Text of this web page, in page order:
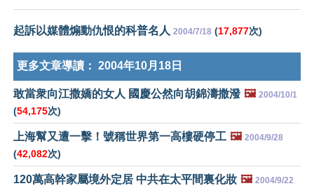
起訴以媒體煽動仇恨的科普名人 2004/7/18 (17,877次)
更多文章導讀： 2004年10月18日
敢當衆向江撒嬌的女人 國慶公然向胡錦濤撒潑 🖼️ 2004/10/1
(54,175次)
上海幫又遭一擊！號稱世界第一高樓硬停工 🖼️ 2004/9/28
(42,082次)
120萬高幹家屬境外定居 中共在太平間裏化妝 🖼️ 2004/9/22